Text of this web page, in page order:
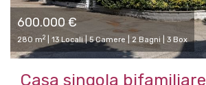
600.000 €
280 m2 | 13 Locali | 5 Camere | 2 Bagni | 3 Box
Casa singola bifamiliare